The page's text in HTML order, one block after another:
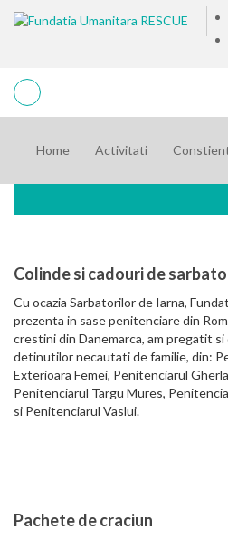
Home Activitati
Colinde si cadouri de
Cu ocazia Sarbatorilor de Iarna,
prezenta in sase penitenciare din
crestini din Danemarca, am pregatit
detinutilor necautati de familie, din:
Exterioara Femei, Penitenciarul
Penitenciarul Targu Mures,
si Penitenciarul Vaslui.
Pachete de craciun